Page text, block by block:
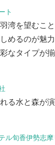
ト
湾を望むこ
めるのが魅
なタイプが
る水と森が
ル旬香伊勢志摩